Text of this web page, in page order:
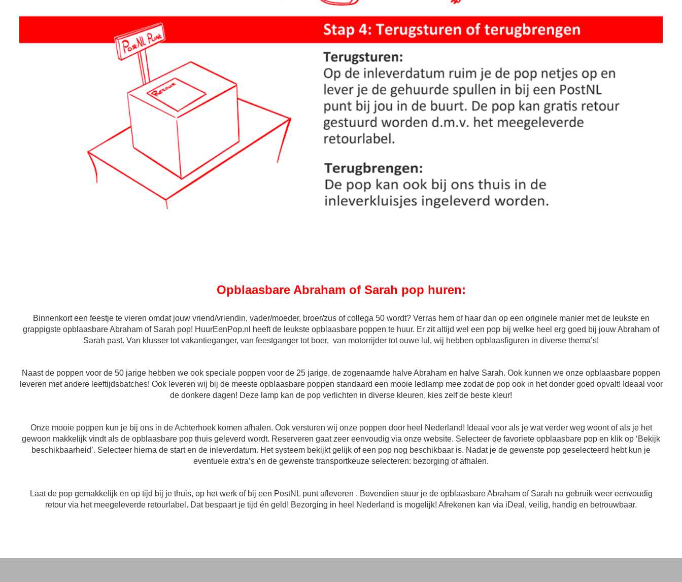
Opblaasbare Abraham of Sarah pop huren:
Binnenkort een feestje te vieren omdat jouw vriend/vriendin, vader/moeder, broer/zus of collega 50 wordt? Verras hem of haar dan op een originele manier met de leukste en
grappigste opblaasbare Abraham of Sarah pop! HuurEenPop.nl heeft de leukste opblaasbare poppen te huur. Er zit altijd wel een pop bij welke heel erg goed bij jouw Abraham of
Sarah past. Van klusser tot vakantieganger, van feestganger tot boer, van motorrijder tot ouwe lul, wij hebben opblaasfiguren in diverse thema’s!
Naast de poppen voor de 50 jarige hebben we ook speciale poppen voor de 25 jarige, de zogenaamde halve Abraham en halve Sarah. Ook kunnen we onze opblaasbare poppen
leveren met andere leeftijdsbatches! Ook leveren wij bij de meeste opblaasbare poppen standaard een mooie ledlamp mee zodat de pop ook in het donder goed opvalt! Ideaal voor
de donkere dagen! Deze lamp kan de pop verlichten in diverse kleuren, kies zelf de beste kleur!
Onze mooie poppen kun je bij ons in de Achterhoek komen afhalen. Ook versturen wij onze poppen door heel Nederland! Ideaal voor als je wat verder weg woont of als je het
gewoon makkelijk vindt als de opblaasbare pop thuis geleverd wordt. Reserveren gaat zeer eenvoudig via onze website. Selecteer de favoriete opblaasbare pop en klik op ‘Bekijk
beschikbaarheid’. Selecteer hierna de start en de inleverdatum. Het systeem bekijkt gelijk of een pop nog beschikbaar is. Nadat je de gewenste pop geselecteerd hebt kun je
eventuele extra’s en de gewenste transportkeuze selecteren: bezorging of afhalen.
Laat de pop gemakkelijk en op tijd bij je thuis, op het werk of bij een PostNL punt afleveren . Bovendien stuur je de opblaasbare Abraham of Sarah na gebruik weer eenvoudig
retour via het meegeleverde retourlabel. Dat bespaart je tijd én geld! Bezorging in heel Nederland is mogelijk! Afrekenen kan via iDeal, veilig, handig en betrouwbaar.